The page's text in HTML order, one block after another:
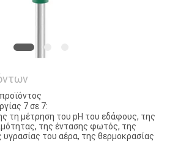
7 σε 7:
τη μέτρηση του pH του εδάφους, της
της έντασης φωτός, της
υγρασίας του αέρα, της θερμοκρασίας